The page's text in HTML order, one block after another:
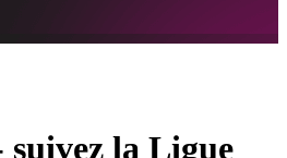
la Ligue